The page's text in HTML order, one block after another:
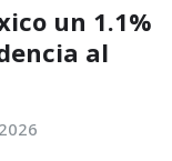
un 1.1%
al